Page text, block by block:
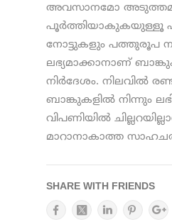
അവസാനമോ
പൂര്‍ത്തിയാകുകയുള്ളൂ
നോട്ടുകളും പത്തുരൂപ
ലഭ്യമാക്കാനാണ്
നിർദേശം. നിലവിൽ
ബാങ്കുകളിൽ നിന്നും
വിപണിയിൽ
മാറാനാകാത്ത
SHARE WITH FRIENDS